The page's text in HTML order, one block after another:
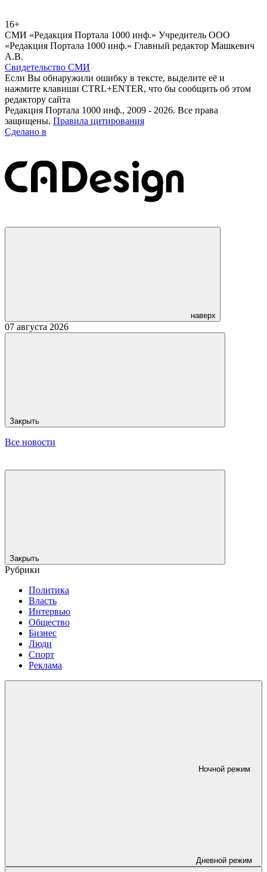
16+
СМИ «Редакция Портала 1000 инф.» Учредитель ООО
«Редакция Портала 1000 инф.» Главный редактор Машкевич
А.В.
Свидетельство СМИ
Если Вы обнаружили ошибку в тексте, выделите её и
нажмите клавиши CTRL+ENTER, что бы сообщить об этом
редактору сайта
Редакция Портала 1000 инф., 2009 - 2026. Все права
защищены. Правила цитирования
Сделано в
наверх
07 августа 2026
Закрыть
Все новости
Закрыть
Рубрики
Политика
Власть
Интервью
Общество
Бизнес
Люди
Спорт
Реклама
Ночной режим
Дневной режим